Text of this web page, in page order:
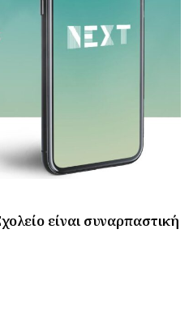
είναι συναρπαστική